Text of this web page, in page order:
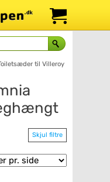
til Villeroy
Skjul filtre